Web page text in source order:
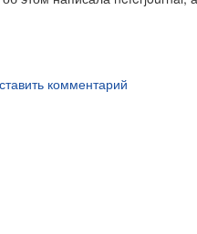
комментарий